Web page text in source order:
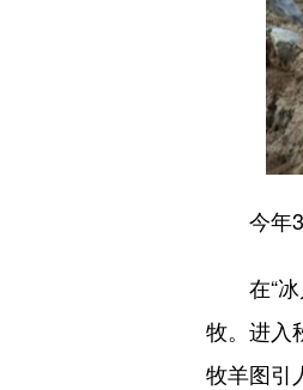
今年39
在“冰
牧。进入
牧羊图引